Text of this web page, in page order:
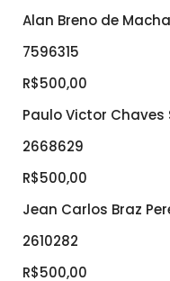
Alan Breno de
7596315
R$500,00
Paulo Victor Chaves
2668629
R$500,00
Jean Carlos Braz
2610282
R$500,00